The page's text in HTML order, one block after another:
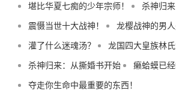
堪比华夏七痴的少年宗师！
杀神归
震慑当世十大战神！
龙樱战神的男人
灌了什么迷魂汤？
龙国四大皇族林氏
杀神归来：从撕婚书开始
癞蛤蟆已经
夺走你生命中最重要的东西！